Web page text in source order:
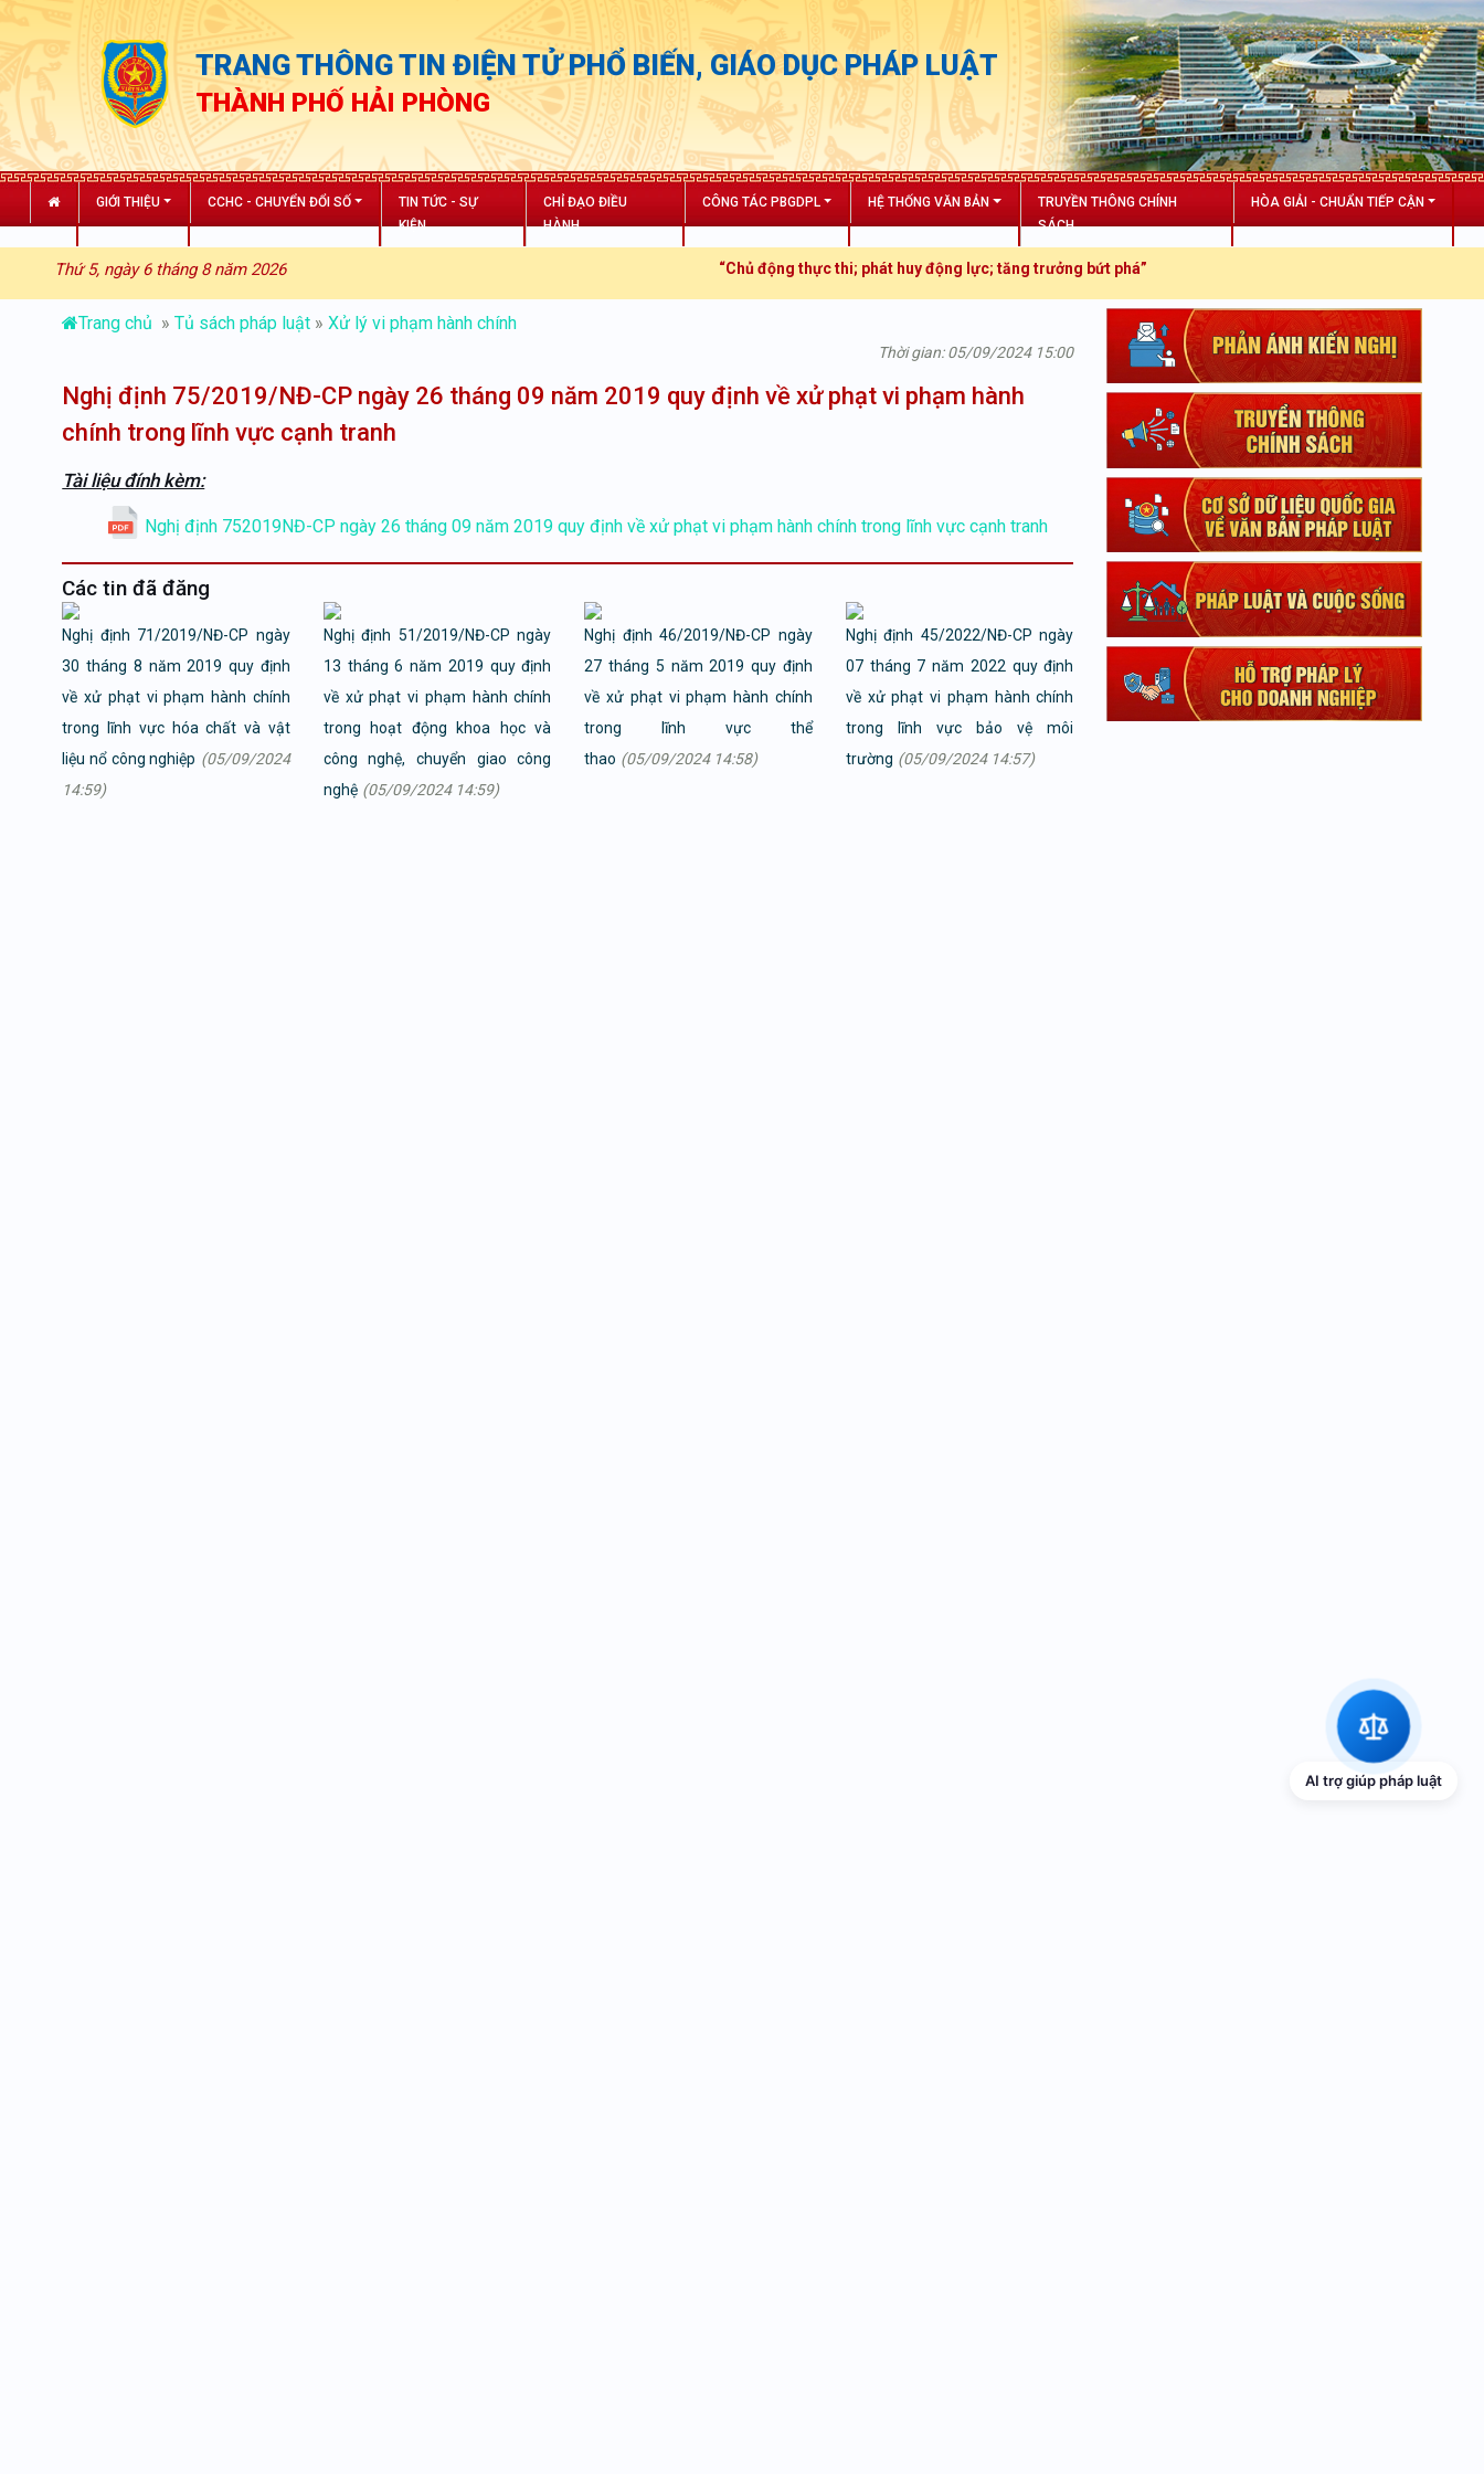
TRANG THÔNG TIN ĐIỆN TỬ PHỔ BIẾN, GIÁO DỤC PHÁP LUẬT
THÀNH PHỐ HẢI PHÒNG
GIỚI THIỆU CCHC - CHUYỂN ĐỔI SỐ
TIN TỨC - SỰ
KIỆN
CHỈ ĐẠO ĐIỀU
HÀNH
CÔNG TÁC PBGDPL HỆ THỐNG VĂN BẢN
TRUYỀN THÔNG CHÍNH
SÁCH
HÒA GIẢI - CHUẨN TIẾP CẬN
Thứ 5, ngày 6 tháng 8 năm 2026 “Chủ động thực thi; phát huy động lực; tăng trưởng bứt phá”
Trang chủ »Tủ sách pháp luật »Xử lý vi phạm hành chính
Thời gian: 05/09/2024 15:00
Nghị định 75/2019/NĐ-CP ngày 26 tháng 09 năm 2019 quy định về xử phạt vi phạm hành
chính trong lĩnh vực cạnh tranh
Tài liệu đính kèm:
Nghị định 752019NĐ-CP ngày 26 tháng 09 năm 2019 quy định về xử phạt vi phạm hành chính trong lĩnh vực cạnh tranh
Các tin đã đăng
Nghị định 71/2019/NĐ-CP ngày
30 tháng 8 năm 2019 quy định
về xử phạt vi phạm hành chính
trong lĩnh vực hóa chất và vật
liệu nổ công nghiệp (05/09/2024
14:59)
Nghị định 51/2019/NĐ-CP ngày
13 tháng 6 năm 2019 quy định
về xử phạt vi phạm hành chính
trong hoạt động khoa học và
công nghệ, chuyển giao công
nghệ (05/09/2024 14:59)
Nghị định 46/2019/NĐ-CP ngày
27 tháng 5 năm 2019 quy định
về xử phạt vi phạm hành chính
trong lĩnh vực thể
thao (05/09/2024 14:58)
Nghị định 45/2022/NĐ-CP ngày
07 tháng 7 năm 2022 quy định
về xử phạt vi phạm hành chính
trong lĩnh vực bảo vệ môi
trường (05/09/2024 14:57)
AI trợ giúp pháp luật